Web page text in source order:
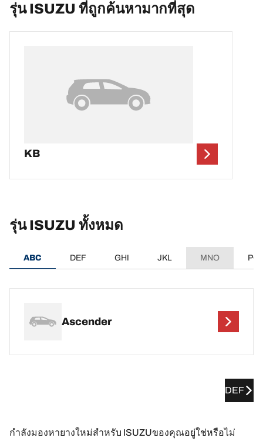
รุ่น ISUZU ที่ถูกค้นหามากที่สุด
KB
รุ่น ISUZU ทั้งหมด
ABC DEF GHI JKL MNO
Ascender
DEF
กำลังมองหายางใหม่สำหรับ ISUZUของคุณอยู่ใช่หรือไม่